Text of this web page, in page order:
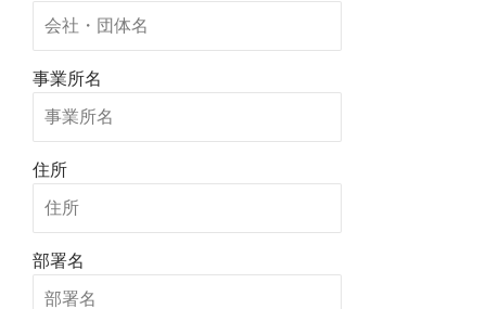
事業所名
住所
部署名